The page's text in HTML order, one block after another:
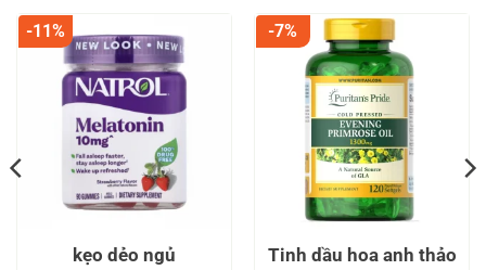
-11%
kẹo dẻo ngủ
-7%
Tinh dầu hoa anh thảo